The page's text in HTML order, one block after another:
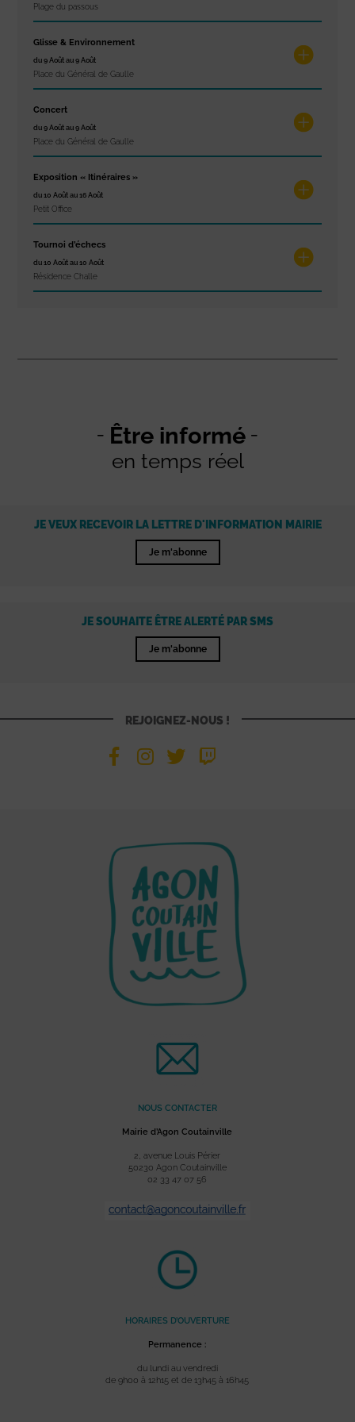
Plage du passous
Glisse & Environnement
du 9 Août au 9 Août
Place du Général de Gaulle
Concert
du 9 Août au 9 Août
Place du Général de Gaulle
Exposition « Itinéraires »
du 10 Août au 16 Août
Petit Office
Tournoi d’échecs
du 10 Août au 10 Août
Résidence Challe
Être informé
en temps réel
JE VEUX RECEVOIR LA LETTRE D'INFORMATION MAIRIE
Je m'abonne
JE SOUHAITE ÊTRE ALERTÉ PAR SMS
Je m'abonne
REJOIGNEZ-NOUS !
NOUS CONTACTER
Mairie d’Agon Coutainville
2, avenue Louis Périer
50230 Agon Coutainville
02 33 47 07 56
HORAIRES D’OUVERTURE
Permanence :
du lundi au vendredi
de 9h00 à 12h15 et de 13h45 à 16h45